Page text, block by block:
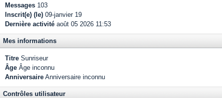
Messages 103
Inscrit(e) (le) 09-janvier 19
Dernière activité août 05 2026 11:53
Mes informations
Titre Sunriseur
Âge Âge inconnu
Anniversaire Anniversaire inconnu
Contrôles utilisateur